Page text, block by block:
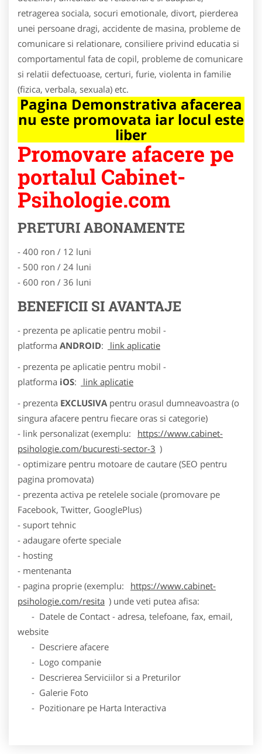
retragerea sociala, socuri emotionale, divort, pierderea
unei persoane dragi, accidente de masina, probleme de
comunicare si relationare, consiliere privind educatia si
comportamentul fata de copil, probleme de comunicare
si relatii defectuoase, certuri, furie, violenta in familie
(fizica, verbala, sexuala) etc.
Pagina Demonstrativa afacerea
nu este promovata iar locul este
liber
Promovare afacere pe
portalul Cabinet-
Psihologie.com
PRETURI ABONAMENTE
- 400 ron / 12 luni
- 500 ron / 24 luni
- 600 ron / 36 luni
BENEFICII SI AVANTAJE
- prezenta pe aplicatie pentru mobil -
platforma ANDROID:
link aplicatie
- prezenta pe aplicatie pentru mobil -
platforma iOS:
link aplicatie
- prezenta EXCLUSIVA pentru orasul dumneavoastra (o
singura afacere pentru fiecare oras si categorie)
- link personalizat (exemplu:
https://www.cabinet-
psihologie.com/bucuresti-sector-3 )
- optimizare pentru motoare de cautare (SEO pentru
pagina promovata)
- prezenta activa pe retelele sociale (promovare pe
Facebook, Twitter, GooglePlus)
- suport tehnic
- adaugare oferte speciale
- hosting
- mentenanta
- pagina proprie (exemplu:
https://www.cabinet-
psihologie.com/resita ) unde veti putea afisa:
- Datele de Contact - adresa, telefoane, fax, email,
website
- Descriere afacere
- Logo companie
- Descrierea Serviciilor si a Preturilor
- Galerie Foto
- Pozitionare pe Harta Interactiva